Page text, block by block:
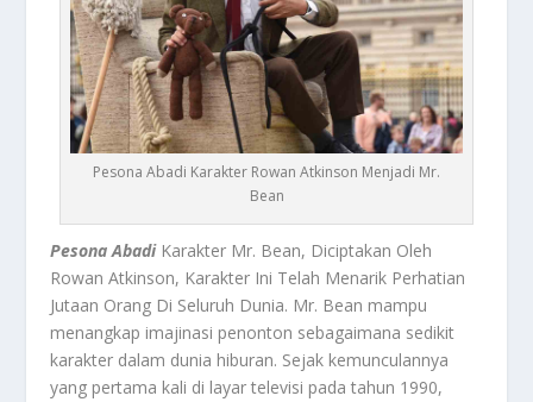
Pesona Abadi Karakter Rowan Atkinson Menjadi Mr.
Bean
Pesona AbadiKarakter Mr. Bean, Diciptakan Oleh
Rowan Atkinson, Karakter Ini Telah Menarik Perhatian
Jutaan Orang Di Seluruh Dunia. Mr. Bean mampu
menangkap imajinasi penonton sebagaimana sedikit
karakter dalam dunia hiburan. Sejak kemunculannya
yang pertama kali di layar televisi pada tahun 1990,